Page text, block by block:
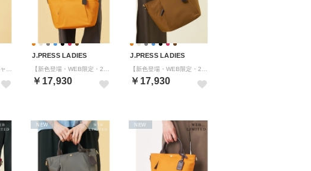
J.PRESS LADIES
￥17,930
J.PRESS LADIES
￥17,930
NEW NEW